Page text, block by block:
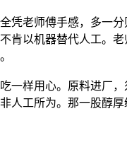
老师傅手感，多一
以机器替代人工。
样用心。原料进厂
人工所为。那一股醇